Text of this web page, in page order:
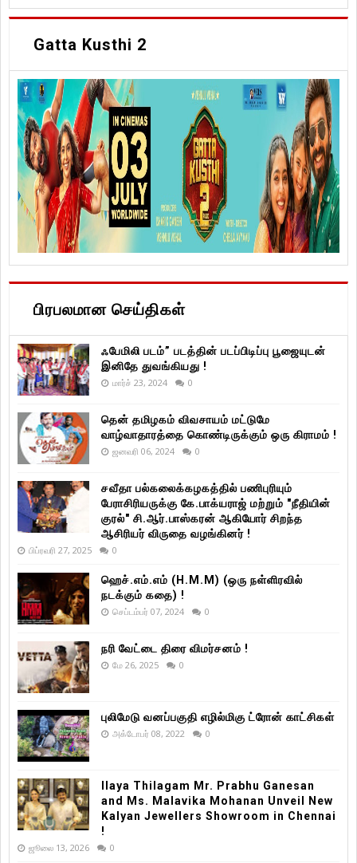
Gatta Kusthi 2
பிரபலமான செய்திகள்
ஃபேமிலி படம்” படத்தின் படப்பிடிப்பு பூஜையுடன்
இனிதே துவங்கியது !
மார்ச் 23, 2024 0
தென் தமிழகம் விவசாயம் மட்டுமே
வாழ்வாதாரத்தை கொண்டிருக்கும் ஒரு கிராமம் !
ஜனவரி 06, 2024 0
சவீதா பல்கலைக்கழகத்தில் பணிபுரியும்
பேராசிரியருக்கு கே.பாக்யராஜ் மற்றும் "நீதியின்
குரல்" சி.ஆர்.பாஸ்கரன் ஆகியோர் சிறந்த
ஆசிரியர் விருதை வழங்கினர் !
பிப்ரவரி 27, 2025 0
ஹெச்.எம்.எம் (H.M.M) (ஒரு நள்ளிரவில்
நடக்கும் கதை) !
செப்டம்பர் 07, 2024 0
நரி வேட்டை திரை விமர்சனம் !
மே 26, 2025 0
புலிமேடு வனப்பகுதி எழில்மிகு ட்ரோன் காட்சிகள்
அக்டோபர் 08, 2022 0
Ilaya Thilagam Mr. Prabhu Ganesan
and Ms. Malavika Mohanan Unveil New
Kalyan Jewellers Showroom in Chennai
!
ஜூலை 13, 2026 0